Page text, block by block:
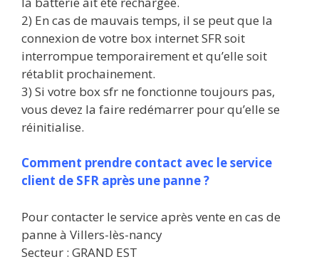
2) En cas de mauvais temps, il se peut que la
connexion de votre box internet SFR soit
interrompue temporairement et qu’elle soit
rétablit prochainement.
3) Si votre box sfr ne fonctionne toujours pas,
vous devez la faire redémarrer pour qu’elle se
réinitialise.
Comment prendre contact avec le service
client de SFR après une panne ?
Pour contacter le service après vente en cas de
panne à Villers-lès-nancy
Secteur : GRAND EST